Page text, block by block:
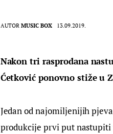
AUTOR MUSIC BOX 13.09.2019.
Nakon tri rasprodana
Ćetković ponovno stiže u
Jedan od najomiljenijih
produkcije prvi put nastupiti